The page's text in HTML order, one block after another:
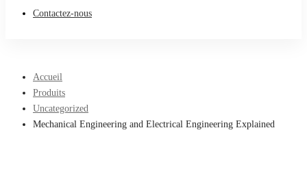
Contactez-nous
Accueil
Produits
Uncategorized
Mechanical Engineering and Electrical Engineering Explained